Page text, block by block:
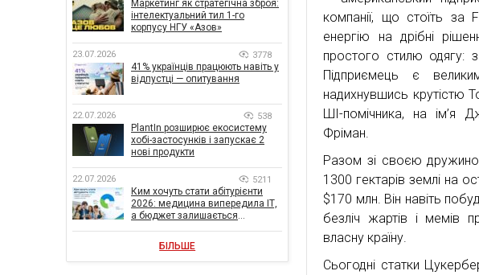
компанії, що стоїть за
енергію на дрібні
простого стилю одягу:
Підприємець є
надихнувшись крутістю
ШІ-помічника, на ім’я
Фріман.
Разом зі своєю
1300 гектарів землі на
$170 млн. Він навіть
безліч жартів і мемів
власну країну.
Сьогодні статки
Маркетинг як стратегічна зброя:
інтелектуальний тил 1-го
корпусу НГУ «Азов»
23.07.2026 3778
41% українців працюють навіть у
відпустці — опитування
22.07.2026 538
PlantIn розширює екосистему
хобі-застосунків і запускає 2
нові продукти
22.07.2026 5211
Ким хочуть стати абітурієнти
2026: медицина випередила ІТ,
а бюджет залишається
БІЛЬШЕ